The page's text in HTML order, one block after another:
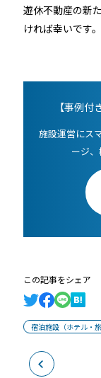
遊休不動産の新
ければ幸いです。
【事例
施設運営にス
ージ
この記事をシェア
宿泊施設（ホテル・旅